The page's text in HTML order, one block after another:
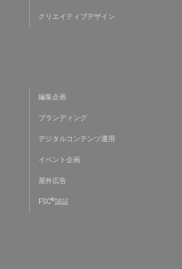
クリエイティブデザイン
編集企画
ブランディング
デジタルコンテンツ運用
イベント企画
屋外広告
FSC®認証